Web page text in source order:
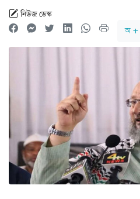
নিউজ ডেস্ক
অ +